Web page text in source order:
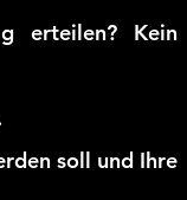
erteilen? Kein
soll und Ihre